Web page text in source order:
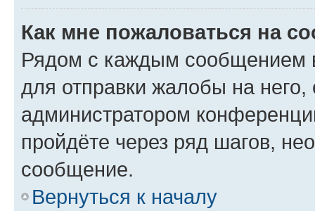
Как мне пожаловаться на
Рядом с каждым сообщением
для отправки жалобы на
администратором
пройдёте через ряд шагов,
сообщение.
Вернуться к началу